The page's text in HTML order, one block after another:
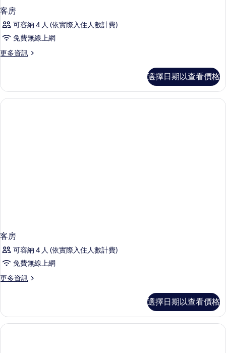
客房
可容納 4 人 (依實際入住人數計費)
免費無線上網
更多資訊
更
的
詳
情
選擇日期以查看價格
客房
可容納 4 人 (依實際入住人數計費)
免費無線上網
更多資訊
更
的
詳
情
選擇日期以查看價格